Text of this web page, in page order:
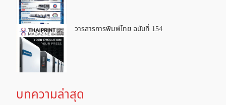
วารสารการพิมพ์ไทย ฉบับที่ 154
บทความล่าสุด